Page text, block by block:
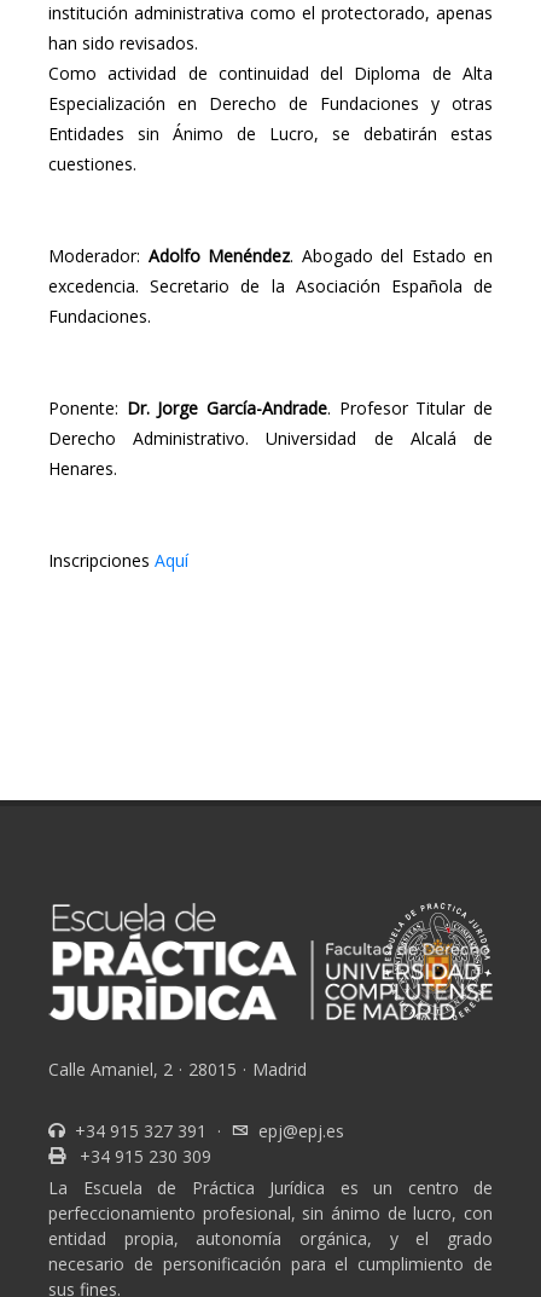
institución administrativa como el protectorado, apenas
han sido revisados.
Como actividad de continuidad del Diploma de Alta
Especialización en Derecho de Fundaciones y otras
Entidades sin Ánimo de Lucro, se debatirán estas
cuestiones.
Moderador: Adolfo Menéndez. Abogado del Estado en
excedencia. Secretario de la Asociación Española de
Fundaciones.
Ponente: Dr. Jorge García-Andrade. Profesor Titular de
Derecho Administrativo. Universidad de Alcalá de
Henares.
Inscripciones Aquí
Calle Amaniel, 2 · 28015 · Madrid
+34 915 327 391 ·
epj@epj.es
+34 915 230 309
La Escuela de Práctica Jurídica es un centro de
perfeccionamiento profesional, sin ánimo de lucro, con
entidad propia, autonomía orgánica, y el grado
necesario de personificación para el cumplimiento de
sus fines.